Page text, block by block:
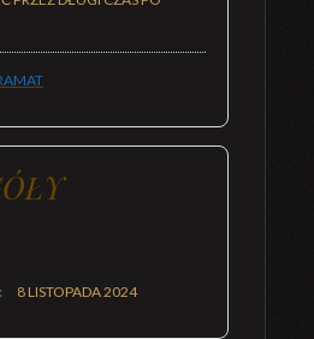
8 LISTOPADA 2024